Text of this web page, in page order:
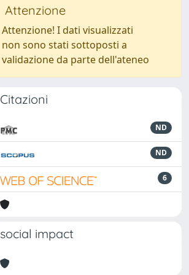
Attenzione
Attenzione! I dati visualizzati
non sono stati sottoposti a
validazione da parte dell'ateneo
Citazioni
ND
ND
6
social impact